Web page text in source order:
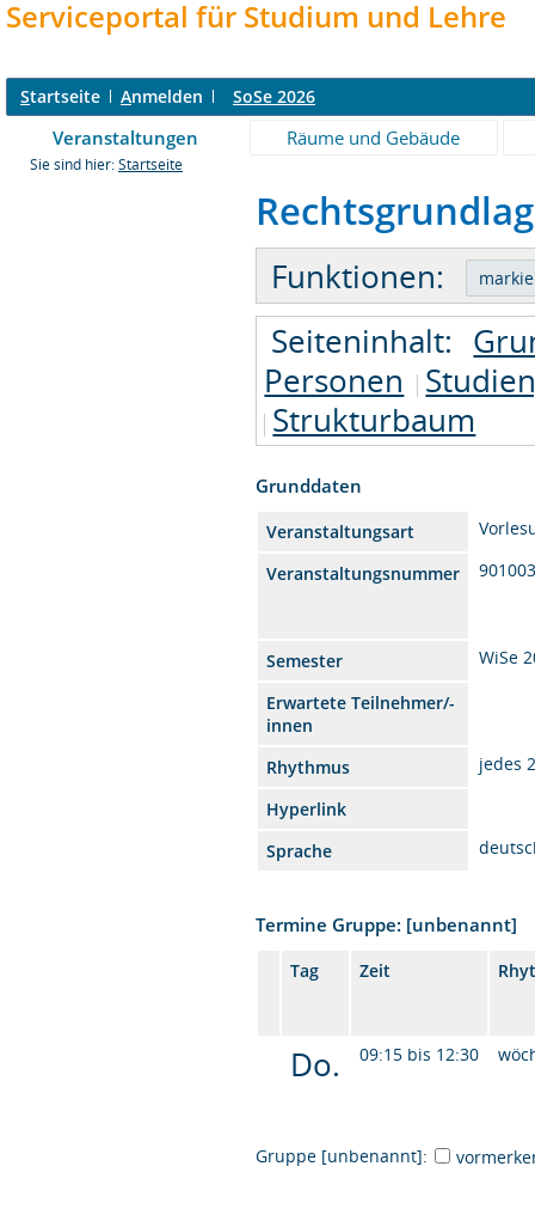
Serviceportal für Studium und Lehre
Startseite Anmelden SoSe 2026
Veranstaltungen Räume und Gebäude
Sie sind hier: Startseite
Funktionen:
Seiteninhalt:
Personen
Strukturbaum
Grunddaten
Veranstaltungsart
Veranstaltungsnummer
Semester
WiSe
Erwartete Teilnehmer/-
innen
Rhythmus
jedes
Hyperlink
Sprache
Termine Gruppe: [unbenannt]
Tag Zeit
Do. 09:15 bis 12:30
Gruppe [unbenannt]: